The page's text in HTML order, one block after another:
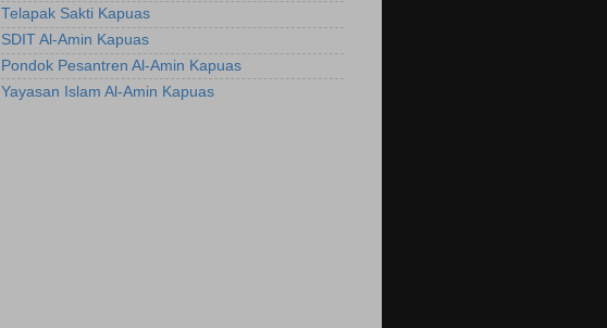
Telapak Sakti Kapuas
SDIT Al-Amin Kapuas
Pondok Pesantren Al-Amin Kapuas
Yayasan Islam Al-Amin Kapuas